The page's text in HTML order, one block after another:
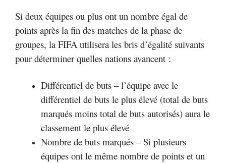
Si deux équipes ou plus ont un nombre égal de
points après la fin des matches de la phase de
groupes, la FIFA utilisera les bris d’égalité suivants
pour déterminer quelles nations avancent :
Différentiel de buts – l’équipe avec le
différentiel de buts le plus élevé (total de buts
marqués moins total de buts autorisés) aura le
classement le plus élevé
Nombre de buts marqués – Si plusieurs
équipes ont le même nombre de points et un